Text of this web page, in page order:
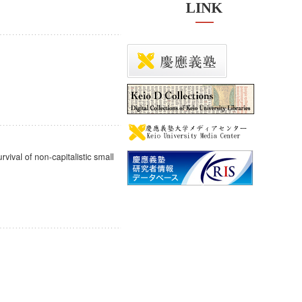
of non-capitalistic small
LINK